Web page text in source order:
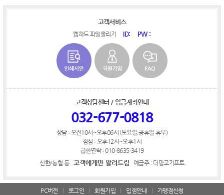
고객서비스
웹하드 파일올리기 ID: PW :
고객상담센터 / 입금계좌안내
032-677-0818
상담 : 오전10시~오후06시 (토요일,공휴일 휴무)
점심 : 오후12시~오후1시
급한연락 : 010-8635-3419
신한/농협 등 고객에게만 알려드림 예금주 : 더망고기프트
PC버전 로그인 회원가입 입점안내 가맹점신청